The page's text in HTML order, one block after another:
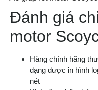
Đánh giá
motor
Hàng chính hãng
dạng được in hình
nét